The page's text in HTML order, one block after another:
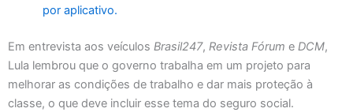
por aplicativo.
Em entrevista aos veículos Brasil247, Revista Fórum e DCM,
Lula lembrou que o governo trabalha em um projeto para
melhorar as condições de trabalho e dar mais proteção à
classe, o que deve incluir esse tema do seguro social.